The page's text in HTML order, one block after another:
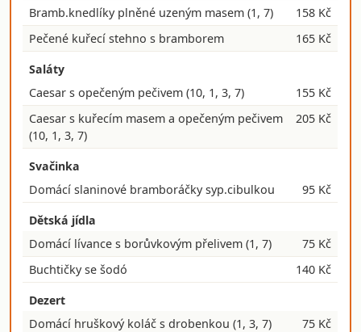
Bramb.knedlíky plněné uzeným masem(1, 7)
158 Kč
Pečené kuřecí stehno s bramborem
165 Kč
Saláty
Caesar s opečeným pečivem(10, 1, 3, 7)
155 Kč
Caesar s kuřecím masem a opečeným pečivem
(10, 1, 3, 7)
205 Kč
Svačinka
Domácí slaninové bramboráčky syp.cibulkou
95 Kč
Dětská jídla
Domácí lívance s borůvkovým přelivem(1, 7)
75 Kč
Buchtičky se šodó
140 Kč
Dezert
Domácí hruškový koláč s drobenkou(1, 3, 7)
75 Kč